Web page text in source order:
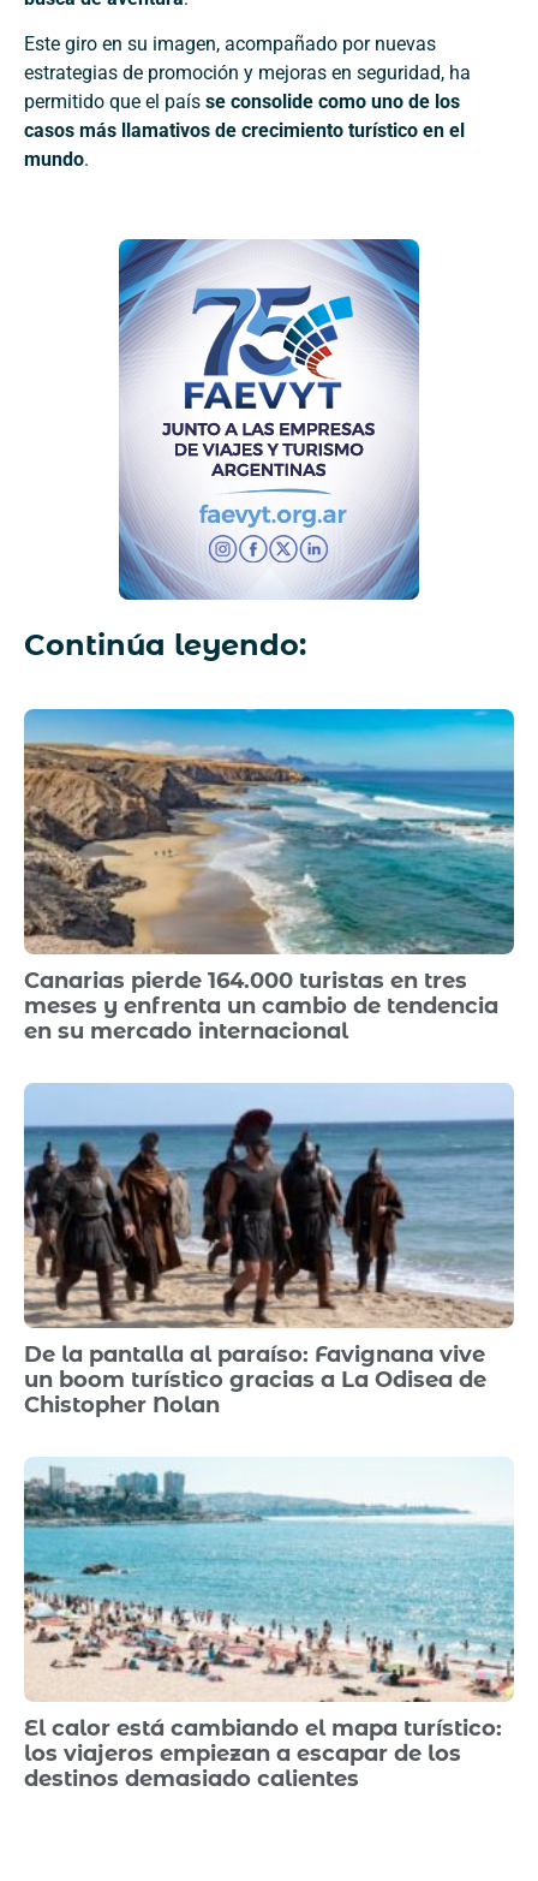
Este giro en su imagen, acompañado por nuevas
estrategias de promoción y mejoras en seguridad, ha
permitido que el país se consolide como uno de los
casos más llamativos de crecimiento turístico en el
mundo.
Continúa leyendo:
Canarias pierde 164.000 turistas en tres
meses y enfrenta un cambio de tendencia
en su mercado internacional
De la pantalla al paraíso: Favignana vive
un boom turístico gracias a La Odisea de
Chistopher Nolan
El calor está cambiando el mapa turístico:
los viajeros empiezan a escapar de los
destinos demasiado calientes